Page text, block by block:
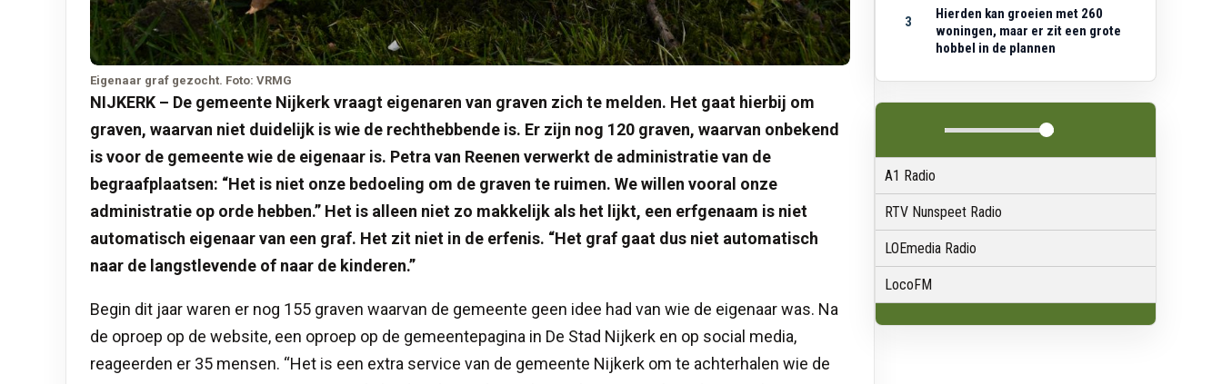
Eigenaar graf gezocht. Foto: VRMG
NIJKERK – De gemeente Nijkerk vraagt eigenaren van graven zich te melden. Het gaat hierbij om
graven, waarvan niet duidelijk is wie de rechthebbende is. Er zijn nog 120 graven, waarvan onbekend
is voor de gemeente wie de eigenaar is. Petra van Reenen verwerkt de administratie van de
begraafplaatsen: “Het is niet onze bedoeling om de graven te ruimen. We willen vooral onze
administratie op orde hebben.” Het is alleen niet zo makkelijk als het lijkt, een erfgenaam is niet
automatisch eigenaar van een graf. Het zit niet in de erfenis. “Het graf gaat dus niet automatisch
naar de langstlevende of naar de kinderen.”
Begin dit jaar waren er nog 155 graven waarvan de gemeente geen idee had van wie de eigenaar was. Na
de oproep op de website, een oproep op de gemeentepagina in De Stad Nijkerk en op social media,
reageerden er 35 mensen. “Het is een extra service van de gemeente Nijkerk om te achterhalen wie de
3
Hierden kan groeien met 260
woningen, maar er zit een grote
hobbel in de plannen
A1 Radio
RTV Nunspeet Radio
LOEmedia Radio
LocoFM